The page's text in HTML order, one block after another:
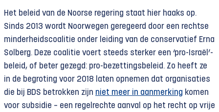
Het beleid van de Noorse regering staat hier haaks op.
Sinds 2013 wordt Noorwegen geregeerd door een rechtse
minderheidscoalitie onder leiding van de conservatief Erna
Solberg. Deze coalitie voert steeds sterker een ‘pro-Israël’-
beleid, of beter gezegd: pro-bezettingsbeleid. Zo heeft ze
in de begroting voor 2018 laten opnemen dat organisaties
die bij BDS betrokken zijn niet meer in aanmerking komen
voor subsidie – een regelrechte aanval op het recht op vrije